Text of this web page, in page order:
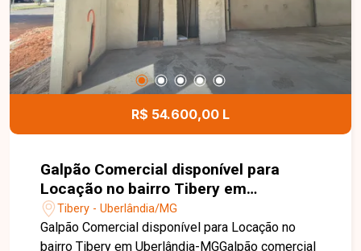
loja comercial.
R$ 54.600,00 L
Galpão Comercial disponível para
Locação no bairro Tibery em
Uberlândia-MG
Tibery - Uberlândia/MG
Galpão Comercial disponível para Locação no
bairro Tibery em Uberlândia-MGGalpão comercial